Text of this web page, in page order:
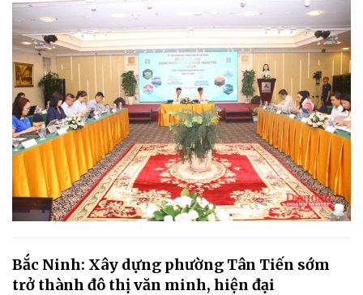
Bắc Ninh: Xây dựng phường Tân Tiến sớm
trở thành đô thị văn minh, hiện đại